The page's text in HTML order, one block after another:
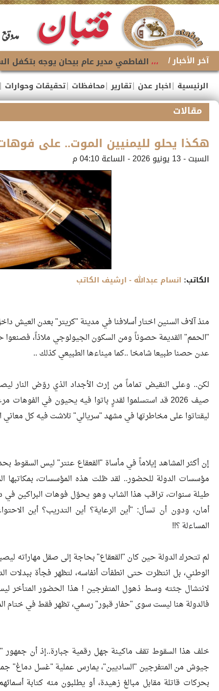
الرئيسية |اخبار عدن |تقارير |محافظات |تحقيقات وحوارات
آخر الأخبار / ،،، الفاطمي مدير عام بيحان يوجه بتكفل
مقالات
هكذا يحلو لليمنيين الموت.. على
السبت - 13 يونيو 2026 - الساعة 04:10 م
الكاتب: انسام عبدالله - ارشيف الكاتب
​منذ آلاف السنين اختار أسلافنا في مدينة "كريتر" بعدن العيش
"الحمم" القديمة حصوناً ومن السكون الجيولوجي ملاذاً،
عدن حصنا طبيعا شامخا ..كما ميناءها الطبيعي كذلك ..
لكن.. وعلى النقيض تماماً من إرث الأجداد الذي روّض النار
صيف 2026 قد استسلموا لقدرٍ باتوا فيه يحيون في
ليقتاتوا على مخاطرتها في مشهد "سريالي" تلاشت فيه كل معاني
​إن أكثر المشاهد إيلاماً في مأساة "القعقاع عنتر" ليس السقوط
مؤسسات الدولة للحضور.. لقد ظلت هذه المؤسسات، بمكاتبها
طيلة سنوات، تراقب هذا الشاب وهو يحوّل فوهات البراكين في
أمان، ودون أن تسأل: "أين الرعاية؟ أين التدريب؟ أين
المساءلة ؟!!
​لم تتحرك الدولة حين كان "القعقاع" بحاجة إلى صقل مهاراته
الوطني، بل انتظرت حتى انطفأت أنفاسه، لتظهر فجأة ببدلات
لانتشال جثته وسط ذهول المتفرجين ! هذا الحضور المتأخر
فالدولة هنا ليست سوى "حفار قبور" رسمي، تظهر فقط في ختام
​خلف هذا السقوط تقف ماكينة جهل رقمية جبارة..إذ أن جمهور
جيوش من المتفرجين "الساديين"، يمارس عملية "غسل دماغ"
بحركات قاتلة مقابل مبالغ زهيدة، أو يطلبون منه كتابة